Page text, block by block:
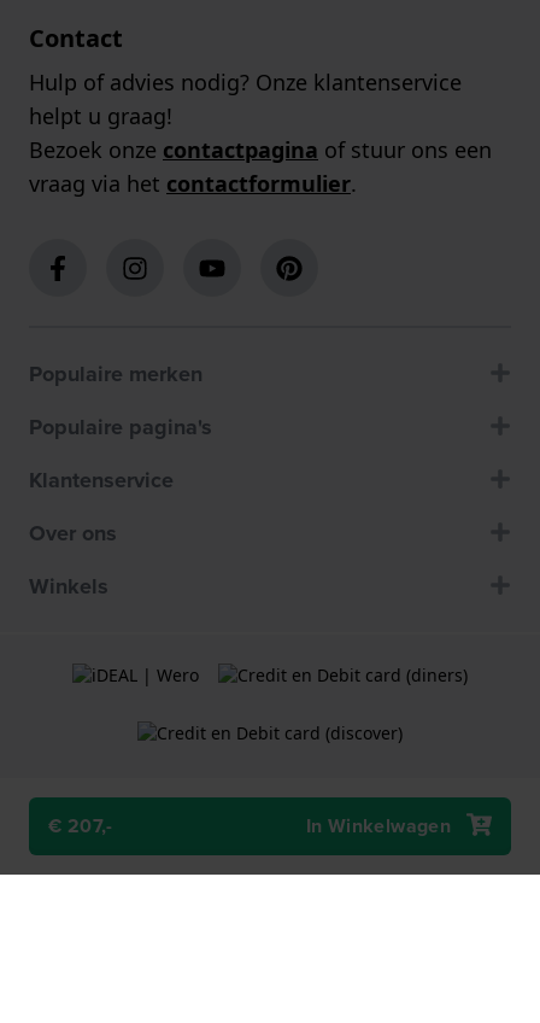
€ 207,- In Winkelwagen
Contact
Hulp of advies nodig? Onze klantenservice
helpt u graag!
Bezoek onze contactpagina of stuur ons een
vraag via het contactformulier.
Populaire merken
Populaire pagina's
Klantenservice
Over ons
Winkels